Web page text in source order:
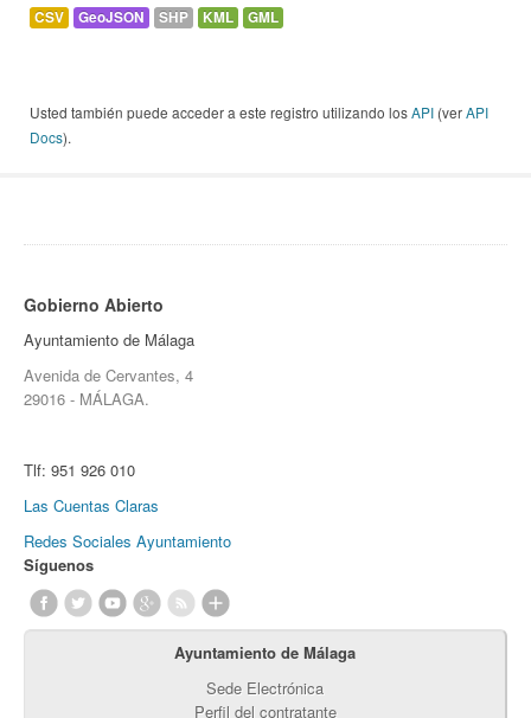
CSV GeoJSON SHP KML GML
Usted también puede acceder a este registro utilizando losAPI (verAPI
Docs).
Gobierno Abierto
Ayuntamiento de Málaga
Avenida de Cervantes, 4
29016 - MÁLAGA.
Tlf: 951 926 010
Las Cuentas Claras
Redes Sociales Ayuntamiento
Síguenos
Ayuntamiento de Málaga
Sede Electrónica
Perfil del contratante